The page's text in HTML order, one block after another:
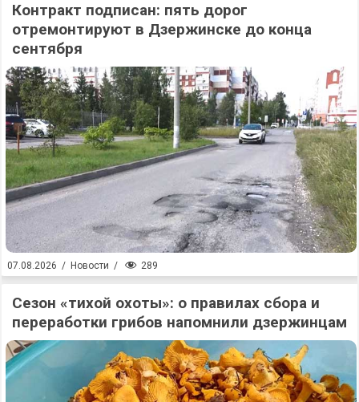
Контракт подписан: пять дорог
отремонтируют в Дзержинске до конца
сентября
07.08.2026 / Новости / 289
Сезон «тихой охоты»: о правилах сбора и
переработки грибов напомнили дзержинцам